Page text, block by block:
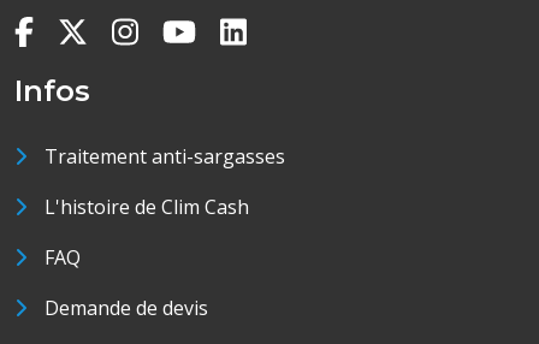
Infos
Traitement anti-sargasses
L'histoire de Clim Cash
FAQ
Demande de devis